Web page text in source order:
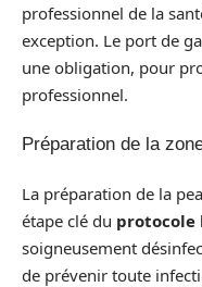
professionnel de la
exception. Le port de
une obligation, pour
professionnel.
Préparation de la
La préparation de la
étape clé du protocole
soigneusement
de prévenir toute